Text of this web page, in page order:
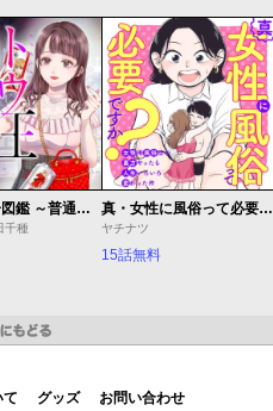
トウ狂女子図鑑 ～普通じゃ足りない私たち～
千種
真・女性に風俗って必要ですか？～女性用風俗店の裏方やったら人生いろいろ変わった件～
ヤチナツ
15話無料
て グッズ お問い合わせ